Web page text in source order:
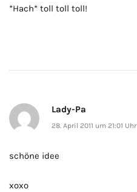
*Hach* toll toll toll!
Lady-Pa
28. April 2011 um 21:01 Uhr
schöne idee
xoxo